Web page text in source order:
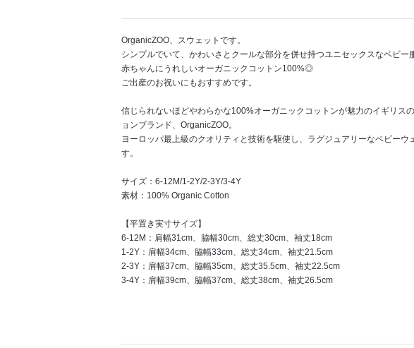
OrganicZOO、スウェットです。
シンプルでいて、かわいさとクールな部分を併せ持つユニセックスなベビー
赤ちゃんにうれしいオーガニックコットン100%◎
ご出産のお祝いにもおすすめです。
信じられないほどやわらかな100%オーガニックコットンが魅力のイギリス
ョンブランド、OrganicZOO。
ヨーロッパ最上級のクオリティと技術を駆使し、ラグジュアリーなベビーウ
す。
サイズ：6-12M/1-2Y/2-3Y/3-4Y
素材：100% Organic Cotton
【平置き実寸サイズ】
6-12M：肩幅31cm、脇幅30cm、総丈30cm、袖丈18cm
1-2Y：肩幅34cm、脇幅33cm、総丈34cm、袖丈21.5cm
2-3Y：肩幅37cm、脇幅35cm、総丈35.5cm、袖丈22.5cm
3-4Y：肩幅39cm、脇幅37cm、総丈38cm、袖丈26.5cm